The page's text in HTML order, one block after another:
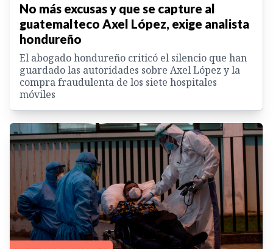
No más excusas y que se capture al
guatemalteco Axel López, exige analista
hondureño
El abogado hondureño criticó el silencio que han
guardado las autoridades sobre Axel López y la
compra fraudulenta de los siete hospitales
móviles